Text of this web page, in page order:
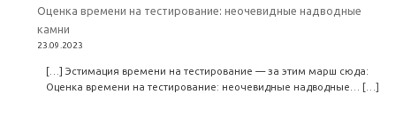
Оценка времени на тестирование: неочевидные надводные
камни
23.09.2023
[…] Эстимация времени на тестирование — за этим марш сюда:
Оценка времени на тестирование: неочевидные надводные… […]